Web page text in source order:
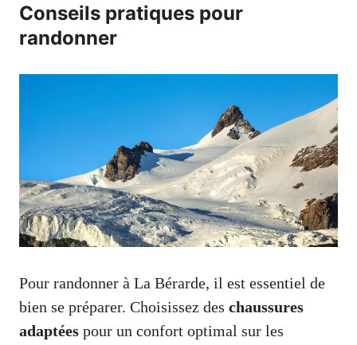
Conseils pratiques pour
randonner
Pour randonner à La Bérarde, il est essentiel de
bien se préparer. Choisissez des chaussures
adaptées pour un confort optimal sur les